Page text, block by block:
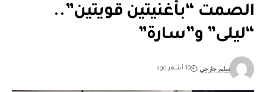
الصمت “بأغنيتين قويتين”..
“ليلى” و”سارة”
سليم جارحي 10 أشهر ago